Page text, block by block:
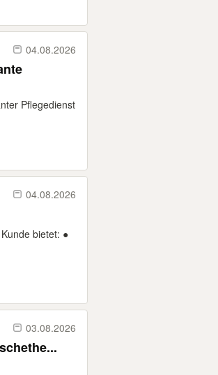
04.08.2026
Pflegedienst
04.08.2026
bietet: ●
03.08.2026